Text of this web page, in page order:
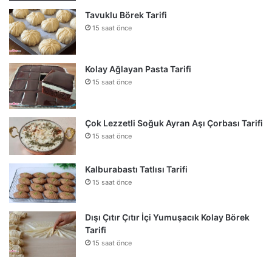
Tavuklu Börek Tarifi
15 saat önce
Kolay Ağlayan Pasta Tarifi
15 saat önce
Çok Lezzetli Soğuk Ayran Aşı Çorbası Tarifi
15 saat önce
Kalburabastı Tatlısı Tarifi
15 saat önce
Dışı Çıtır Çıtır İçi Yumuşacık Kolay Börek
Tarifi
15 saat önce